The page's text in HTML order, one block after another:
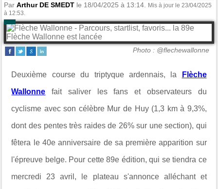
ParArthur DE SMEDT le 18/04/2025 à 13:14.
Mis à jour le 23/04/2025
à 12:53.
Photo : @flechewallonne
Deuxième course du triptyque ardennais, la Flèche
Wallonne fait saliver les fans et observateurs du
cyclisme avec son célèbre Mur de Huy (1,3 km à 9,3%,
dont des pentes très raides de 26% sur une section), qui
fêtera le 40e anniversaire de sa première apparition sur
l'épreuve belge. Pour cette 89e édition, qui se tiendra ce
mercredi 23 avril, le plateau s'annonce alléchant et